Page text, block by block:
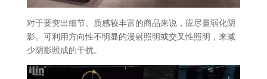
对于要突出细节、质感较丰富的商品来说，应尽量弱化阴
影。可利用方向性不明显的漫射照明或交叉性照明，来减
少阴影照成的干扰。